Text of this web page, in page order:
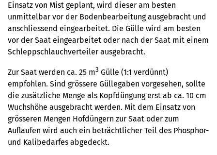
Einsatz von Mist geplant, wird dieser am besten
unmittelbar vor der Bodenbearbeitung ausgebracht und
anschliessend eingearbeitet. Die Gülle wird am besten
vor der Saat eingearbeitet oder nach der Saat mit einem
Schleppschlauchverteiler ausgebracht.
Zur Saat werden ca. 25 m3 Gülle (1:1 verdünnt)
empfohlen. Sind grössere Güllegaben vorgesehen, sollte
die zusätzliche Menge als Kopfdüngung erst ab ca. 10 cm
Wuchshöhe ausgebracht werden. Mit dem Einsatz von
grösseren Mengen Hofdüngern zur Saat oder zum
Auflaufen wird auch ein beträchtlicher Teil des Phosphor-
und Kalibedarfes abgedeckt.